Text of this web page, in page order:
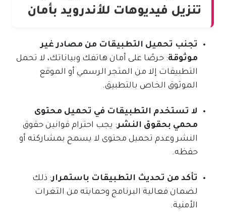
تنزيل فيديوهات للأندرويد بأمان
تجنب تحميل التطبيقات من مصادر غير
موثوقة: حرصًا على أمان هاتفك وبياناتك، لا تحمل
التطبيقات إلا من المتجر الرسمي أو الموقع
الموثوق الخاص بالتطبيق.
لا تستخدم التطبيقات في تحميل محتوى
محمي بحقوق النشر: يجب احترام قوانين حقوق
النشر وعدم تحميل محتوى لا يسمح بمشاركته أو
حفظه.
تأكد من تحديث التطبيقات باستمرار: ذلك
لضمان فعالية البرنامج وحمايته من الثغرات
الأمنية.